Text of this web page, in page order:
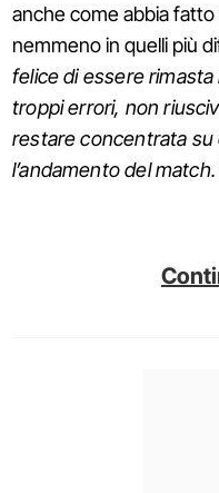
anche come abbia
nemmeno in quelli più
felice di essere rimasta
troppi errori, non
restare concentrata su
l’andamento del